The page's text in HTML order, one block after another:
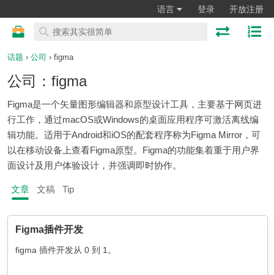
语言 登录 开放注册
话题 › 公司 › figma
公司：figma
Figma是一个矢量图形编辑器和原型设计工具，主要基于网页进
行工作，通过macOS或Windows的桌面应用程序可激活离线编
辑功能。适用于Android和iOS的配套程序称为Figma Mirror，可
以在移动设备上查看Figma原型。Figma的功能集着重于用户界
面设计及用户体验设计，并强调即时协作。
文章 文稿 Tip
Figma插件开发
figma 插件开发从 0 到 1。